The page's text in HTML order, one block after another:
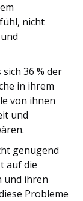
nicht
36 % der
in ihrem
von ihnen
und
genügend
auf die
und ihren
Probleme